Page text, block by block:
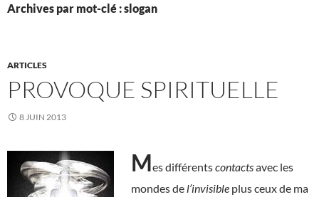
Archives par mot-clé : slogan
ARTICLES
PROVOQUE SPIRITUELLE
8 JUIN 2013
Mes différentscontactsavec les
mondes de l’invisible plus ceux de ma